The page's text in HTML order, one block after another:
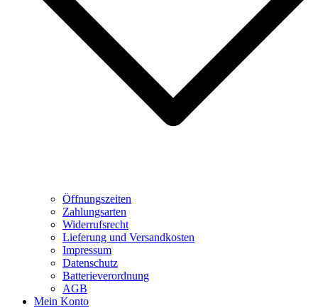
Öffnungszeiten
Zahlungsarten
Widerrufsrecht
Lieferung und Versandkosten
Impressum
Datenschutz
Batterieverordnung
AGB
Mein Konto